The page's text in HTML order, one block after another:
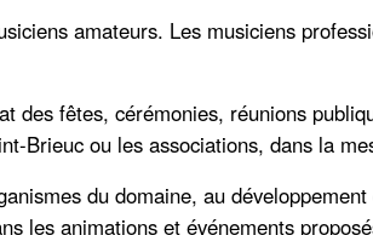
amateurs. Les musiciens
des fêtes, cérémonies, réunions
Brieuc ou les associations, dans la
du domaine, au
les animations et événements